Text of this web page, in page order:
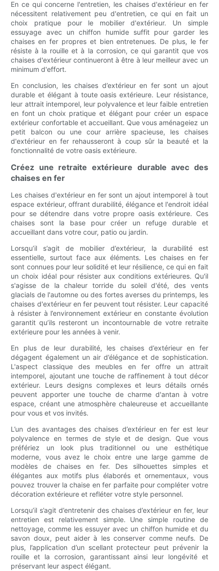
En ce qui concerne l'entretien, les chaises d'extérieur en fer
nécessitent relativement peu d'entretien, ce qui en fait un
choix pratique pour le mobilier d'extérieur. Un simple
essuyage avec un chiffon humide suffit pour garder les
chaises en fer propres et bien entretenues. De plus, le fer
résiste à la rouille et à la corrosion, ce qui garantit que vos
chaises d'extérieur continueront à être à leur meilleur avec un
minimum d'effort.
En conclusion, les chaises d’extérieur en fer sont un ajout
durable et élégant à toute oasis extérieure. Leur résistance,
leur attrait intemporel, leur polyvalence et leur faible entretien
en font un choix pratique et élégant pour créer un espace
extérieur confortable et accueillant. Que vous aménageiez un
petit balcon ou une cour arrière spacieuse, les chaises
d'extérieur en fer rehausseront à coup sûr la beauté et la
fonctionnalité de votre oasis extérieure.
Créez une retraite extérieure durable avec des
chaises en fer
Les chaises d'extérieur en fer sont un ajout intemporel à tout
espace extérieur, offrant durabilité, élégance et l'endroit idéal
pour se détendre dans votre propre oasis extérieure. Ces
chaises sont la base pour créer un refuge durable et
accueillant dans votre cour, patio ou jardin.
Lorsqu’il s’agit de mobilier d’extérieur, la durabilité est
essentielle, surtout face aux éléments. Les chaises en fer
sont connues pour leur solidité et leur résilience, ce qui en fait
un choix idéal pour résister aux conditions extérieures. Qu'il
s'agisse de la chaleur torride du soleil d'été, des vents
glacials de l'automne ou des fortes averses du printemps, les
chaises d'extérieur en fer peuvent tout résister. Leur capacité
à résister à l’environnement extérieur en constante évolution
garantit qu’ils resteront un incontournable de votre retraite
extérieure pour les années à venir.
En plus de leur durabilité, les chaises d’extérieur en fer
dégagent également un air d’élégance et de sophistication.
L'aspect classique des meubles en fer offre un attrait
intemporel, ajoutant une touche de raffinement à tout décor
extérieur. Leurs designs complexes et leurs détails ornés
peuvent apporter une touche de charme d'antan à votre
espace, créant une atmosphère chaleureuse et accueillante
pour vous et vos invités.
L’un des avantages des chaises d’extérieur en fer est leur
polyvalence en termes de style et de design. Que vous
préfériez un look plus traditionnel ou une esthétique
moderne, vous avez le choix entre une large gamme de
modèles de chaises en fer. Des silhouettes simples et
élégantes aux motifs plus élaborés et ornementaux, vous
pouvez trouver la chaise en fer parfaite pour compléter votre
décoration extérieure et refléter votre style personnel.
Lorsqu’il s’agit d’entretenir des chaises d’extérieur en fer, leur
entretien est relativement simple. Une simple routine de
nettoyage, comme les essuyer avec un chiffon humide et du
savon doux, peut aider à les conserver comme neufs. De
plus, l’application d’un scellant protecteur peut prévenir la
rouille et la corrosion, garantissant ainsi leur longévité et
préservant leur aspect élégant.